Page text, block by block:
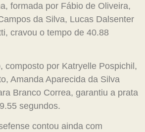
formada por Fábio de Oliveira,
da Silva, Lucas Dalsenter
cravou o tempo de 40.88
composto por Katryelle Pospichil,
Amanda Aparecida da Silva
Branco Correa, garantiu a prata
segundos.
contou ainda com